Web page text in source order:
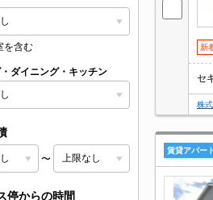
を含む
ダイニング・キッチン
〜
停からの時間
新
株
賃貸アパート